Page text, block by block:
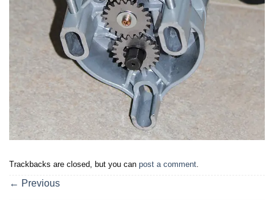
Trackbacks are closed, but you can post a comment
← Previous